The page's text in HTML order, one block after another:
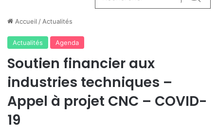
Accueil / Actualités
Actualités Agenda
Soutien financier aux
industries techniques –
Appel à projet CNC – COVID-
19